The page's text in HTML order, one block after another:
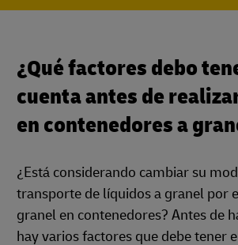
¿Qué factores debo
cuenta antes de
en contenedores a
¿Está considerando cambiar su
transporte de líquidos a granel por
granel en contenedores? Antes de
hay varios factores que debe tener